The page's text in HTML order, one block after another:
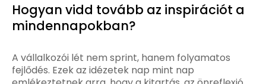
Hogyan vidd tovább az inspirációt a
mindennapokban?
A vállalkozói lét nem sprint, hanem folyamatos
fejlődés. Ezek az idézetek nap mint nap